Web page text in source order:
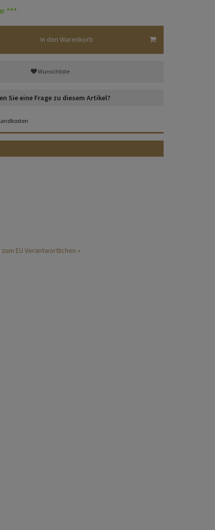
***
In den Warenkorb
Wunschliste
Sie eine Frage zu diesem Artikel?
EU Verantwortlichen »